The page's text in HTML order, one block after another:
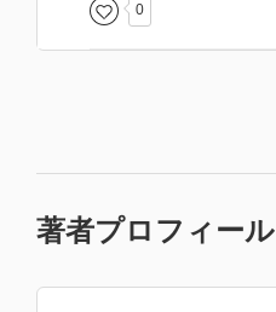
0
著者プロフィール